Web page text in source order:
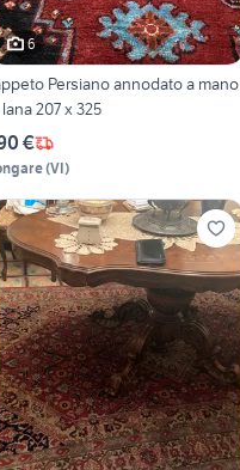
6
Persiano annodato a mano
207 x 325
€
(VI)